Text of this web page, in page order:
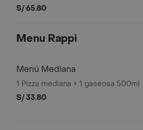
acumulable con otras
PERUANA DE RESTAURANTES S.A.C.
S/ 65.80
Menu Rappi
Menú Mediana
1 Pizza mediana + 1 gaseosa 500ml
S/ 33.80